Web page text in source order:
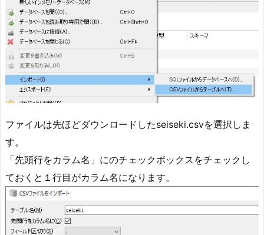
ファイルは先ほどダウンロードしたseiseki.csvを選択しま
す。
「先頭行をカラム名」にのチェックボックスをチェックし
ておくと１行目がカラム名になります。